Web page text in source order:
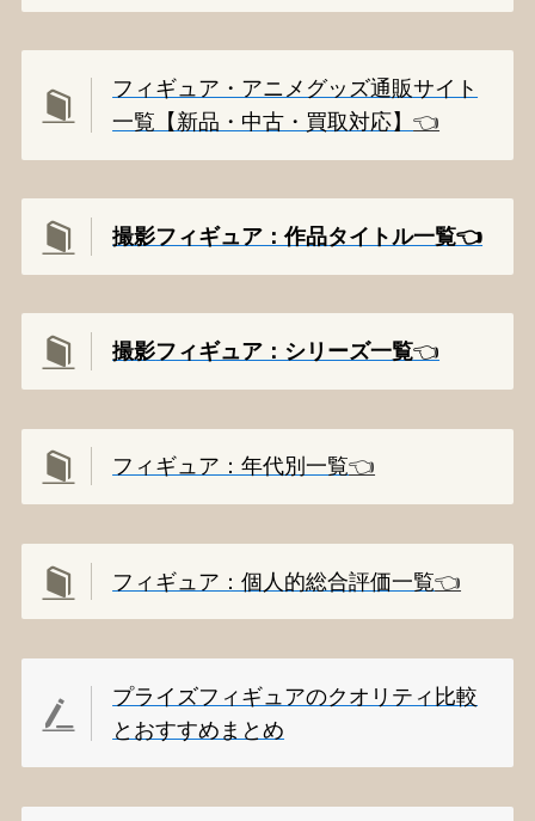
フィギュア・アニメグッズ通販サイト
一覧【新品・中古・買取対応】👈️
撮影フィギュア：作品タイトル一覧👈️
撮影フィギュア：シリーズ一覧👈️
フィギュア：年代別一覧👈️
フィギュア：個人的総合評価一覧👈️
プライズフィギュアのクオリティ比較
とおすすめまとめ